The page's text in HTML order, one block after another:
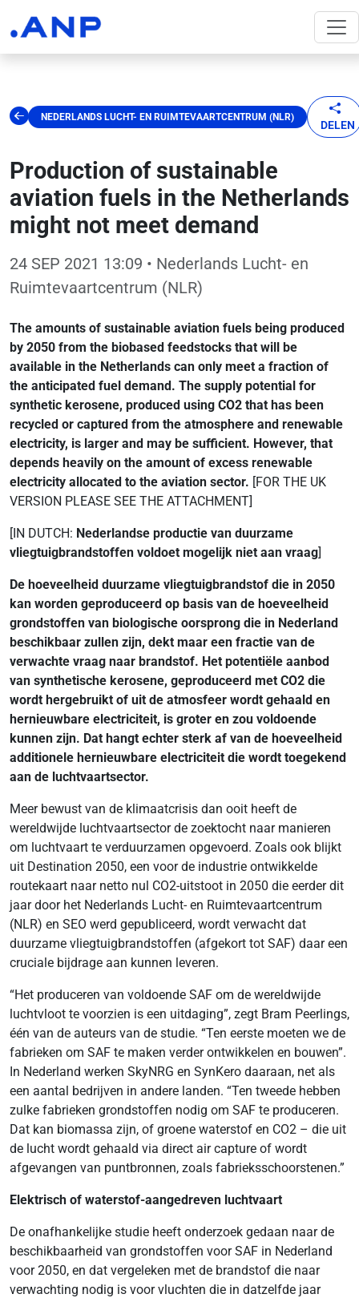
NEDERLANDS LUCHT- EN RUIMTEVAARTCENTRUM (NLR)
DELEN
Production of sustainable
aviation fuels in the Netherlands
might not meet demand
24 SEP 2021 13:09 • Nederlands Lucht- en
Ruimtevaartcentrum (NLR)
The amounts of sustainable aviation fuels being produced
by 2050 from the biobased feedstocks that will be
available in the Netherlands can only meet a fraction of
the anticipated fuel demand. The supply potential for
synthetic kerosene, produced using CO2 that has been
recycled or captured from the atmosphere and renewable
electricity, is larger and may be sufficient. However, that
depends heavily on the amount of excess renewable
electricity allocated to the aviation sector. [FOR THE UK
VERSION PLEASE SEE THE ATTACHMENT]
[IN DUTCH: Nederlandse productie van duurzame
vliegtuigbrandstoffen voldoet mogelijk niet aan vraag]
De hoeveelheid duurzame vliegtuigbrandstof die in 2050
kan worden geproduceerd op basis van de hoeveelheid
grondstoffen van biologische oorsprong die in Nederland
beschikbaar zullen zijn, dekt maar een fractie van de
verwachte vraag naar brandstof. Het potentiële aanbod
van synthetische kerosene, geproduceerd met CO2 die
wordt hergebruikt of uit de atmosfeer wordt gehaald en
hernieuwbare electriciteit, is groter en zou voldoende
kunnen zijn. Dat hangt echter sterk af van de hoeveelheid
additionele hernieuwbare electriciteit die wordt toegekend
aan de luchtvaartsector.
Meer bewust van de klimaatcrisis dan ooit heeft de
wereldwijde luchtvaartsector de zoektocht naar manieren
om luchtvaart te verduurzamen opgevoerd. Zoals ook blijkt
uit Destination 2050, een voor de industrie ontwikkelde
routekaart naar netto nul CO2-uitstoot in 2050 die eerder dit
jaar door het Nederlands Lucht- en Ruimtevaartcentrum
(NLR) en SEO werd gepubliceerd, wordt verwacht dat
duurzame vliegtuigbrandstoffen (afgekort tot SAF) daar een
cruciale bijdrage aan kunnen leveren.
“Het produceren van voldoende SAF om de wereldwijde
luchtvloot te voorzien is een uitdaging”, zegt Bram Peerlings,
één van de auteurs van de studie. “Ten eerste moeten we de
fabrieken om SAF te maken verder ontwikkelen en bouwen”.
In Nederland werken SkyNRG en SynKero daaraan, net als
een aantal bedrijven in andere landen. “Ten tweede hebben
zulke fabrieken grondstoffen nodig om SAF te produceren.
Dat kan biomassa zijn, of groene waterstof en CO2 – die uit
de lucht wordt gehaald via direct air capture of wordt
afgevangen van puntbronnen, zoals fabrieksschoorstenen.”
Elektrisch of waterstof-aangedreven luchtvaart
De onafhankelijke studie heeft onderzoek gedaan naar de
beschikbaarheid van grondstoffen voor SAF in Nederland
voor 2050, en dat vergeleken met de brandstof die naar
verwachting nodig is voor vluchten die in datzelfde jaar